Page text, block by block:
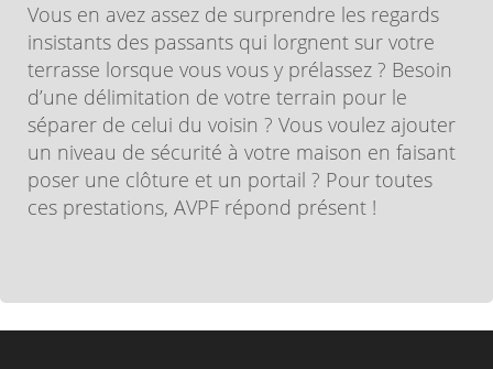
Vous en avez assez de surprendre les regards
insistants des passants qui lorgnent sur votre
terrasse lorsque vous vous y prélassez ? Besoin
d’une délimitation de votre terrain pour le
séparer de celui du voisin ? Vous voulez ajouter
un niveau de sécurité à votre maison en faisant
poser une clôture et un portail ? Pour toutes
ces prestations, AVPF répond présent !